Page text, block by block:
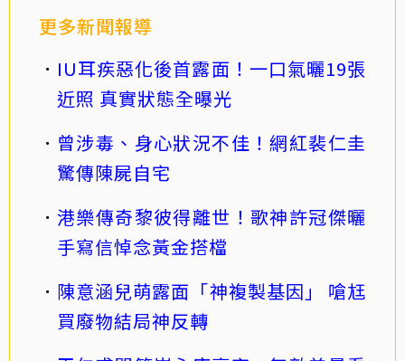
更多新聞報導
IU耳疾惡化後首露面！一口氣曬19張
近照 真實狀態全曝光
曾涉毒、身心狀況不佳！網紅裴仁圭
驚傳陳屍自宅
港樂傳奇黎彼得離世！歌神許冠傑曬
手寫信悼念黃金搭檔
陳意涵兒萌露面「神複製基因」 嗆尪
買廢物結局神反轉